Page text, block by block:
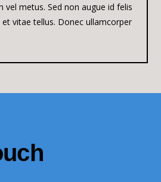
vel metus. Sed non augue id felis
vitae tellus. Donec ullamcorper